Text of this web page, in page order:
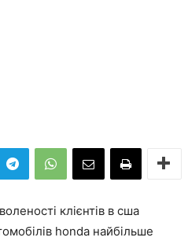
клієнтів в сша
honda найбільше